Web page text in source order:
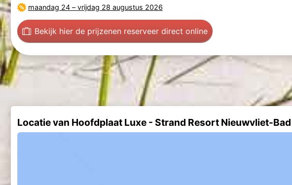
maandag 24–vrijdag 28 augustus 2026
Bekijk hier de prijzenen reserveer direct online
Locatie van Hoofdplaat Luxe - Strand Resort Nieuwvliet-Bad